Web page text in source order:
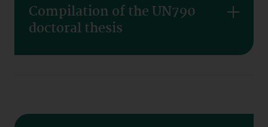
Compilation of the UN790
doctoral thesis